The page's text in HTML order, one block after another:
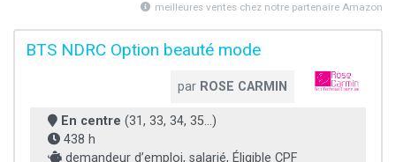
meilleures ventes chez notre partenaire Amazon
BTS NDRC Option beauté mode
par ROSE CARMIN
En centre (31, 33, 34, 35...)
438 h
demandeur d’emploi, salarié, Éligible CPF